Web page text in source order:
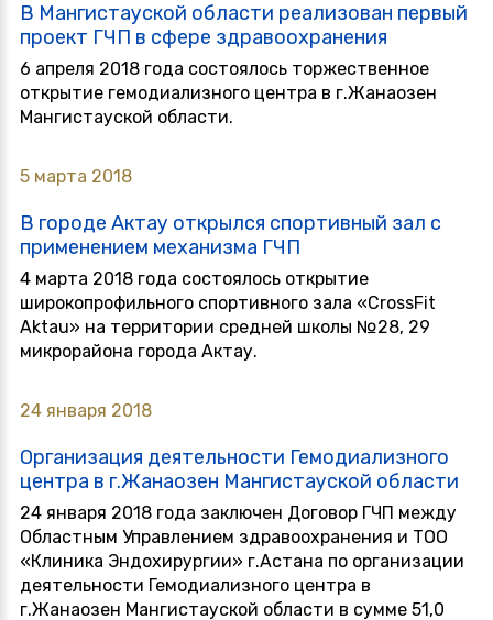
В Мангистауской области реализован первый
проект ГЧП в сфере здравоохранения
6 апреля 2018 года состоялось торжественное
открытие гемодиализного центра в г.Жанаозен
Мангистауской области.
5 марта 2018
В городе Актау открылся спортивный зал с
применением механизма ГЧП
4 марта 2018 года состоялось открытие
широкопрофильного спортивного зала «CrossFit
Aktau» на территории средней школы №28, 29
микрорайона города Актау.
24 января 2018
Организация деятельности Гемодиализного
центра в г.Жанаозен Мангистауской области
24 января 2018 года заключен Договор ГЧП между
Областным Управлением здравоохранения и ТОО
«Клиника Эндохирургии» г.Астана по организации
деятельности Гемодиализного центра в
г.Жанаозен Мангистауской области в сумме 51,0